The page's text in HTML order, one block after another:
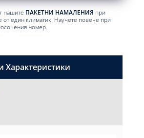
нашите ПАКЕТНИ НАМАЛЕНИЯ при
от един климатик. Научете повече при
номер.
Характеристики